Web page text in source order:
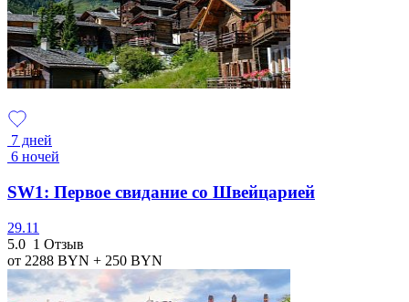
7 дней
6 ночей
SW1: Первое свидание со Швейцарией
29.11
5.0 1 Отзыв
от 2288 BYN + 250 BYN